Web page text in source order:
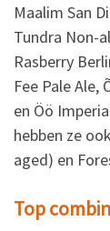
Maalim San
Tundra Non-
Rasberry
Fee Pale
en Öö
hebben ze
aged) en
Top